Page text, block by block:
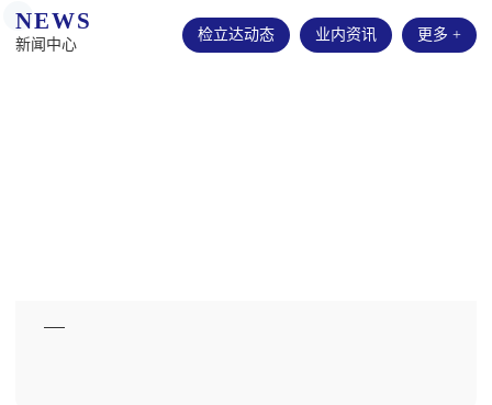
NEWS
新闻中心
检立达动态 业内资讯 更多 +